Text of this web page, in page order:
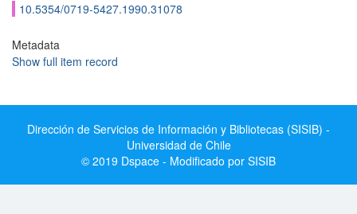
10.5354/0719-5427.1990.31078
Metadata
Show full item record
Dirección de Servicios de Información y Bibliotecas (SISIB) -
Universidad de Chile
© 2019 Dspace - Modificado por SISIB